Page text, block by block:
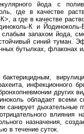
йода с
где в качестве
а где в качестве
К и
слабым запахом йода,
синий туман.
бутылках, флаконах
инфекционного
других
обладает всеми
санирует дыхательные
влияния
назначения,
в течение суток.